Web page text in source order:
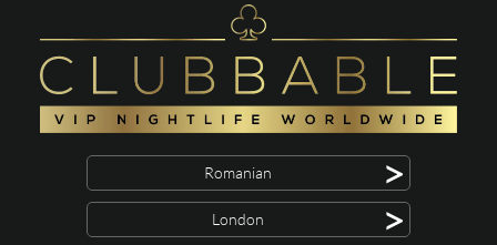
Romanian >
London >